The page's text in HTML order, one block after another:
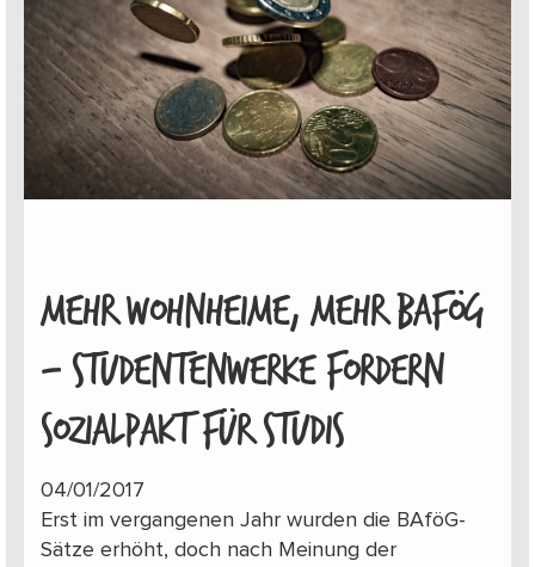
MEHR WOHNHEIME, MEHR BAFÖG
– STUDENTENWERKE FORDERN
SOZIALPAKT FÜR STUDIS
04/01/2017
Erst im vergangenen Jahr wurden die BAföG-
Sätze erhöht, doch nach Meinung der